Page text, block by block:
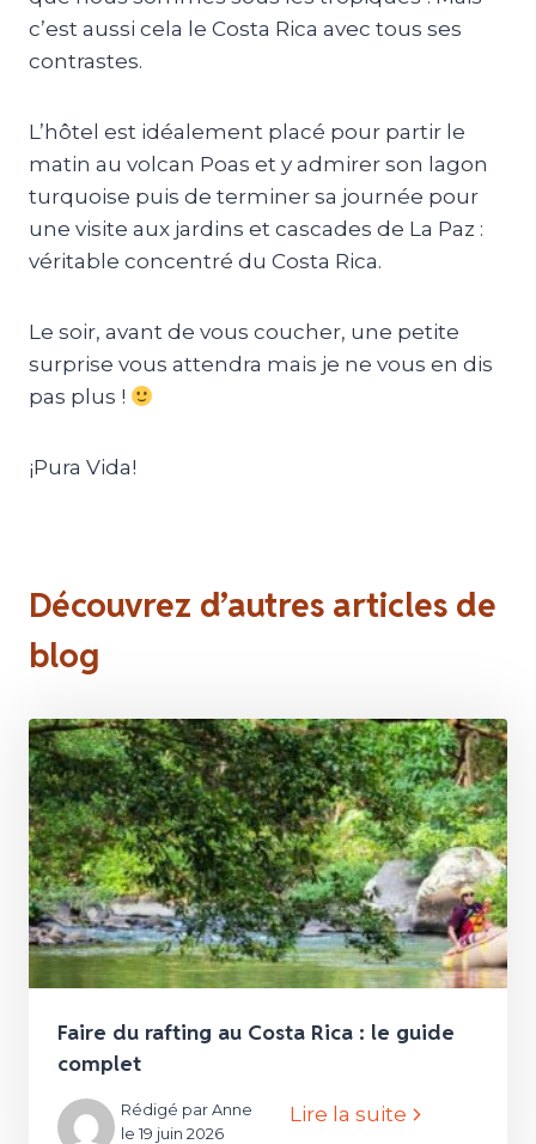
c’est aussi cela le Costa Rica avec tous ses
contrastes.
L’hôtel est idéalement placé pour partir le
matin au volcan Poas et y admirer son lagon
turquoise puis de terminer sa journée pour
une visite aux jardins et cascades de La Paz :
véritable concentré du Costa Rica.
Le soir, avant de vous coucher, une petite
surprise vous attendra mais je ne vous en dis
pas plus !
¡Pura Vida!
Découvrez d’autres articles de
blog
Faire du rafting au Costa Rica : le guide
complet
Rédigé par Anne
le 19 juin 2026
Lire la suite